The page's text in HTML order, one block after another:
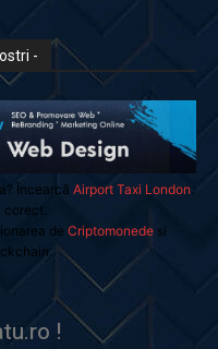
-
Încearcă Airport Taxi London
de Criptomonedesi
!